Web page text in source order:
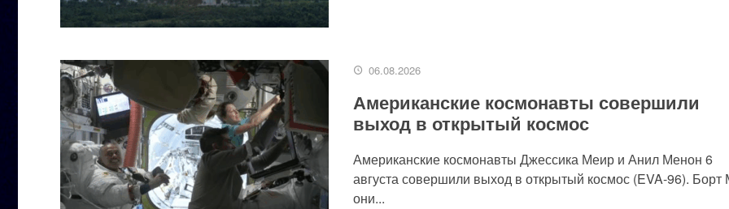
06.08.2026
Американские космонавты совершили
выход в открытый космос
Американские космонавты Джессика Меир и Анил Менон 6
августа совершили выход в открытый космос (EVA-96).
они...